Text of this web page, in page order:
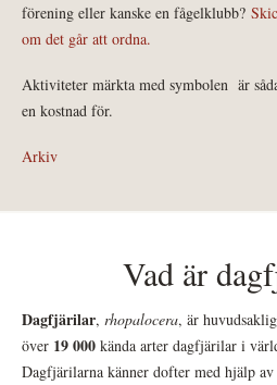
förening eller kanske en fågelklubb?
om det går att ordna.
Aktiviteter märkta med symbolen är
en kostnad för.
Arkiv
Vad är
Dagfjärilar, rhopalocera, är
över 19 000 kända arter dagfjärilar i
Dagfjärilarna känner dofter med hjälp av